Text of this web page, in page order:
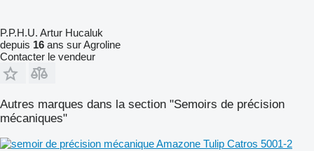
P.P.H.U. Artur Hucaluk
depuis 16 ans sur Agroline
Contacter le vendeur
Autres marques dans la section "Semoirs de précision
mécaniques"